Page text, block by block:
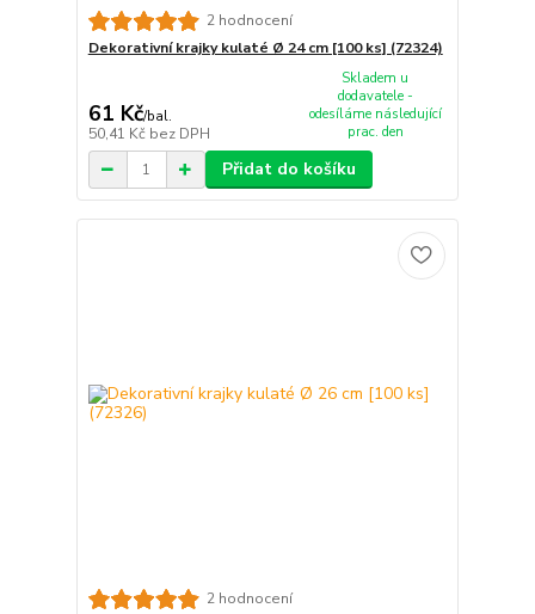
2 hodnocení
Dekorativní krajky kulaté Ø 24 cm [100 ks] (72324)
61 Kč/bal.
50,41 Kč bez DPH
Skladem u
dodavatele -
odesíláme následující
prac. den
Přidat do košíku
2 hodnocení